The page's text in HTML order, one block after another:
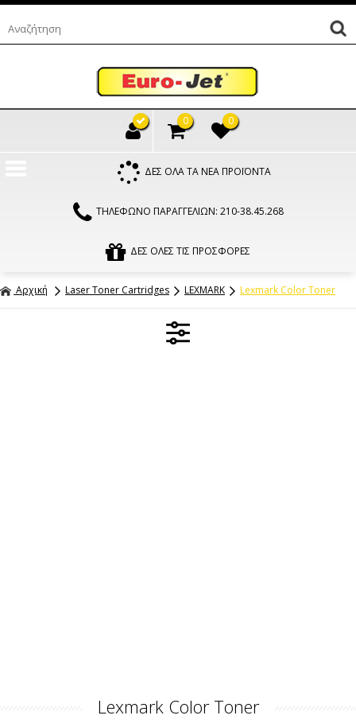
0 0
ΔΕΣ ΟΛΑ ΤΑ ΝΕΑ ΠΡΟΪΟΝΤΑ
ΤΗΛΕΦΩΝΟ ΠΑΡΑΓΓΕΛΙΩΝ: 210-38.45.268
ΔΕΣ ΟΛΕΣ ΤΙΣ ΠΡΟΣΦΟΡΕΣ
Αρχική Laser Toner Cartridges LEXMARK Lexmark Color Toner
Lexmark Color Toner